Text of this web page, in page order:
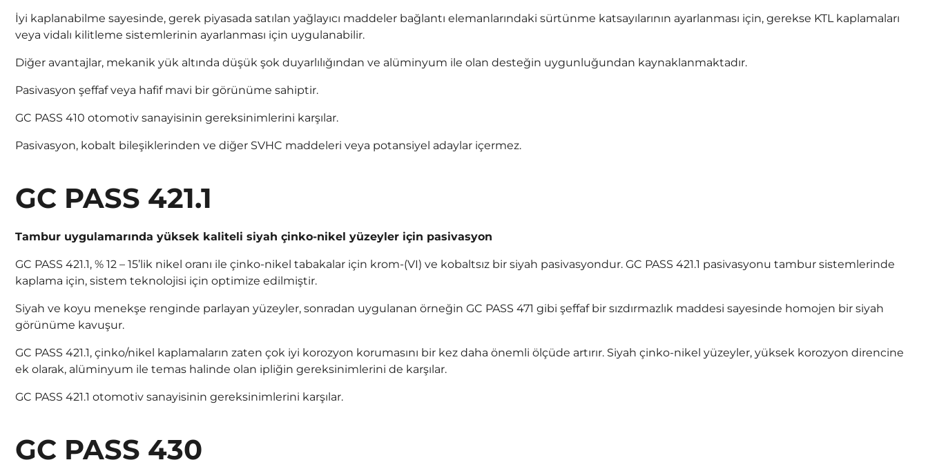
İyi kaplanabilme sayesinde, gerek piyasada satılan yağlayıcı maddeler bağlantı elemanlarındaki sürtünme katsayılarının ayarlanması için, gerekse KTL kaplamaları
veya vidalı kilitleme sistemlerinin ayarlanması için uygulanabilir.
Diğer avantajlar, mekanik yük altında düşük şok duyarlılığından ve alüminyum ile olan desteğin uygunluğundan kaynaklanmaktadır.
Pasivasyon şeffaf veya hafif mavi bir görünüme sahiptir.
GC PASS 410 otomotiv sanayisinin gereksinimlerini karşılar.
Pasivasyon, kobalt bileşiklerinden ve diğer SVHC maddeleri veya potansiyel adaylar içermez.
GC PASS 421.1
Tambur uygulamarında yüksek kaliteli siyah çinko-nikel yüzeyler için pasivasyon
GC PASS 421.1, % 12 – 15’lik nikel oranı ile çinko-nikel tabakalar için krom-(VI) ve kobaltsız bir siyah pasivasyondur. GC PASS 421.1 pasivasyonu tambur sistemlerinde
kaplama için, sistem teknolojisi için optimize edilmiştir.
Siyah ve koyu menekşe renginde parlayan yüzeyler, sonradan uygulanan örneğin GC PASS 471 gibi şeffaf bir sızdırmazlık maddesi sayesinde homojen bir siyah
görünüme kavuşur.
GC PASS 421.1, çinko/nikel kaplamaların zaten çok iyi korozyon korumasını bir kez daha önemli ölçüde artırır. Siyah çinko-nikel yüzeyler, yüksek korozyon direncine
ek olarak, alüminyum ile temas halinde olan ipliğin gereksinimlerini de karşılar.
GC PASS 421.1 otomotiv sanayisinin gereksinimlerini karşılar.
GC PASS 430